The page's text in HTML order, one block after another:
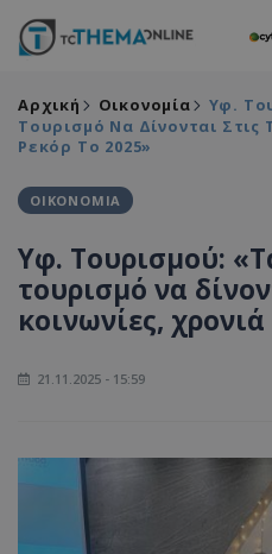
Αρχική Οικονομία
Υφ.
Τουρισμό Να Δίνονται Στις
Ρεκόρ Το 2025»
ΟΙΚΟΝΟΜΙΑ
Υφ. Τουρισμού:
τουρισμό να
κοινωνίες,
21.11.2025 - 15:59